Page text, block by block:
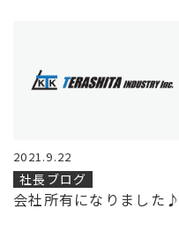
2021.9.22
社長ブログ
会社所有になりました♪